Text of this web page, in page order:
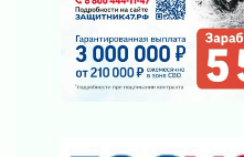
Ленобласть вошла в
освещению
29 июля 2026
Легкоатлеты